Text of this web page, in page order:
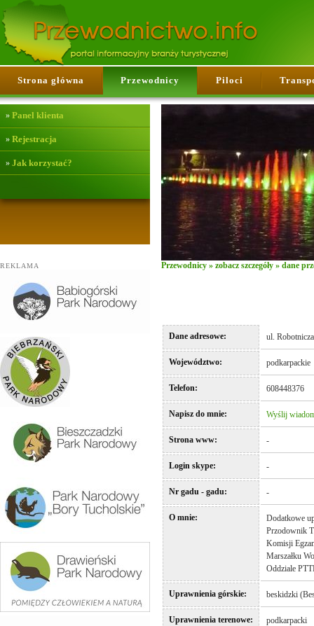
Strona główna Przewodnicy Piloci
» Panel klienta
» Rejestracja
» Jak korzystać?
REKLAMA Przewodnicy » zobacz szczegóły » dane
Dane adresowe: ul.
Województwo: podkarpackie
Telefon: 608448376
Napisz do mnie: Wyślij
Strona www: -
Login skype: -
Nr gadu - gadu: -
O mnie:
Dodatkowe
Przodownik
Komisji
Marszałku
Oddziale
Uprawnienia górskie: beskidzki
Uprawnienia terenowe: podkarpacki